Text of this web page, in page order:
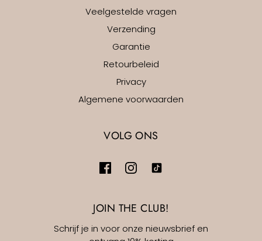
Veelgestelde vragen
Verzending
Garantie
Retourbeleid
Privacy
Algemene voorwaarden
VOLG ONS
JOIN THE CLUB!
Schrijf je in voor onze nieuwsbrief en